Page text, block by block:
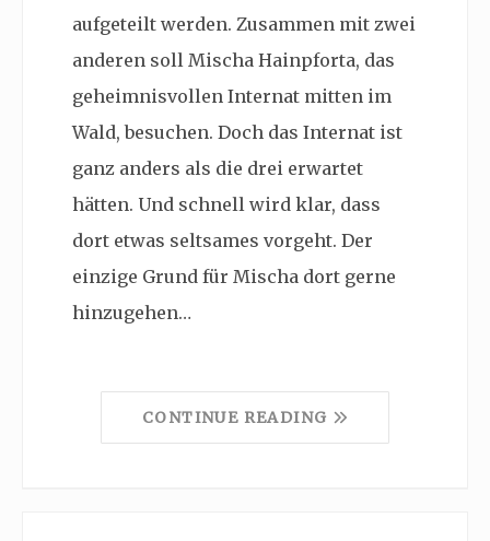
aufgeteilt werden. Zusammen mit zwei
anderen soll Mischa Hainpforta, das
geheimnisvollen Internat mitten im
Wald, besuchen. Doch das Internat ist
ganz anders als die drei erwartet
hätten. Und schnell wird klar, dass
dort etwas seltsames vorgeht. Der
einzige Grund für Mischa dort gerne
hinzugehen…
CONTINUE READING